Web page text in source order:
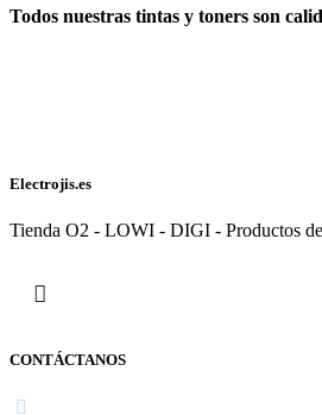
Todos nuestras tintas y toners son
Electrojis.es
Tienda O2 - LOWI - DIGI - Productos
CONTÁCTANOS